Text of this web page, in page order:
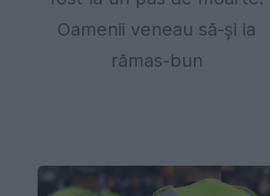
Oamenii veneau să-și ia
rămas-bun